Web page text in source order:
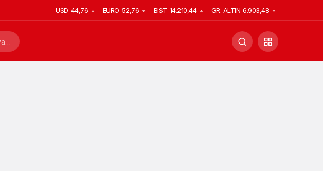
USD 44,76 EURO 52,76 BIST 14.210,44 GR. ALTIN 6.903,48